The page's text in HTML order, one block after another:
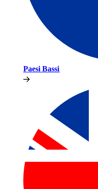
Paesi Bassi​​